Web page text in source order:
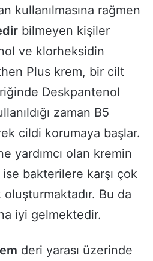
kullanılmasına rağmen
bilmeyen kişiler
ve klorheksidin
Plus krem, bir cilt
Deskpantenol
zaman B5
cildi korumaya başlar.
yardımcı olan kremin
bakterilere karşı çok
Bu da
iyi gelmektedir.
deri yarası üzerinde